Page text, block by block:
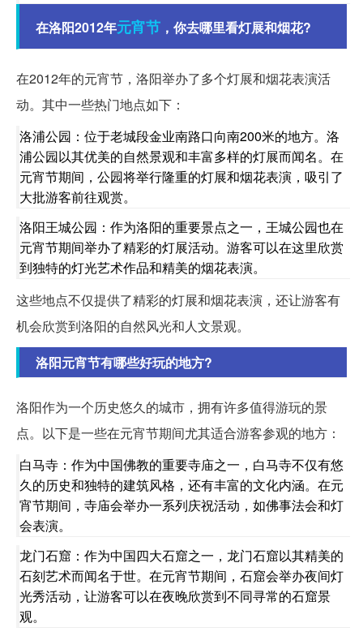
在洛阳2012年元宵节 ，你去哪里看灯展和烟花?
在2012年的元宵节，洛阳举办了多个灯展和烟花表演活
动。其中一些热门地点如下：
洛浦公园：位于老城段金业南路口向南200米的地方。洛
浦公园以其优美的自然景观和丰富多样的灯展而闻名。在
元宵节期间，公园将举行隆重的灯展和烟花表演，吸引了
大批游客前往观赏。
洛阳王城公园：作为洛阳的重要景点之一，王城公园也在
元宵节期间举办了精彩的灯展活动。游客可以在这里欣赏
到独特的灯光艺术作品和精美的烟花表演。
这些地点不仅提供了精彩的灯展和烟花表演，还让游客有
机会欣赏到洛阳的自然风光和人文景观。
洛阳元宵节有哪些好玩的地方?
洛阳作为一个历史悠久的城市，拥有许多值得游玩的景
点。以下是一些在元宵节期间尤其适合游客参观的地方：
白马寺：作为中国佛教的重要寺庙之一，白马寺不仅有悠
久的历史和独特的建筑风格，还有丰富的文化内涵。在元
宵节期间，寺庙会举办一系列庆祝活动，如佛事法会和灯
会表演。
龙门石窟：作为中国四大石窟之一，龙门石窟以其精美的
石刻艺术而闻名于世。在元宵节期间，石窟会举办夜间灯
光秀活动，让游客可以在夜晚欣赏到不同寻常的石窟景
观。